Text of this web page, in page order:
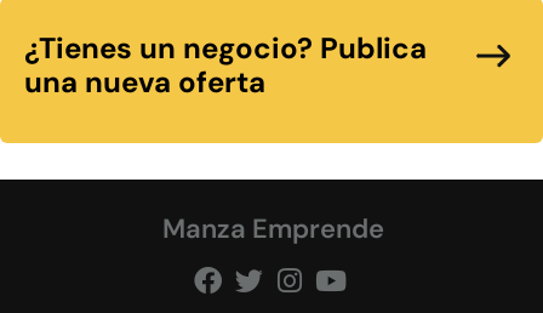
¿Tienes un negocio? Publica
una nueva oferta
Manza Emprende